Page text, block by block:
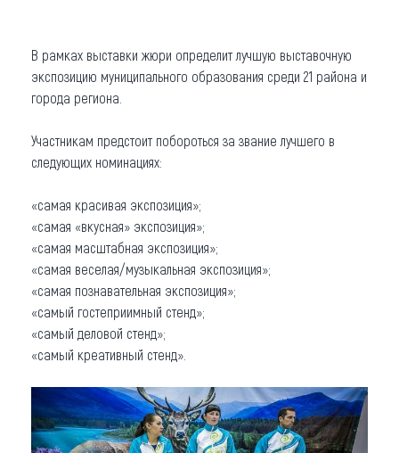
В рамках выставки жюри определит лучшую выставочную
экспозицию муниципального образования среди 21 района и
города региона.
Участникам предстоит побороться за звание лучшего в
следующих номинациях:
«самая красивая экспозиция»;
«самая «вкусная» экспозиция»;
«самая масштабная экспозиция»;
«самая веселая/музыкальная экспозиция»;
«самая познавательная экспозиция»;
«самый гостеприимный стенд»;
«самый деловой стенд»;
«самый креативный стенд».